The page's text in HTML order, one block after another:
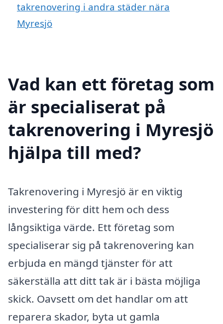
takrenovering i andra städer nära
Myresjö
Vad kan ett företag som
är specialiserat på
takrenovering i Myresjö
hjälpa till med?
Takrenovering i Myresjö är en viktig
investering för ditt hem och dess
långsiktiga värde. Ett företag som
specialiserar sig på takrenovering kan
erbjuda en mängd tjänster för att
säkerställa att ditt tak är i bästa möjliga
skick. Oavsett om det handlar om att
reparera skador, byta ut gamla